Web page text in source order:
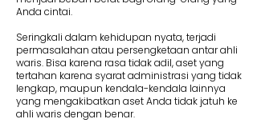
Anda cintai.
Seringkali dalam kehidupan nyata, terjadi
permasalahan atau persengketaan antar ahli
waris. Bisa karena rasa tidak adil, aset yang
tertahan karena syarat administrasi yang tidak
lengkap, maupun kendala-kendala lainnya
yang mengakibatkan aset Anda tidak jatuh ke
ahli waris dengan benar.